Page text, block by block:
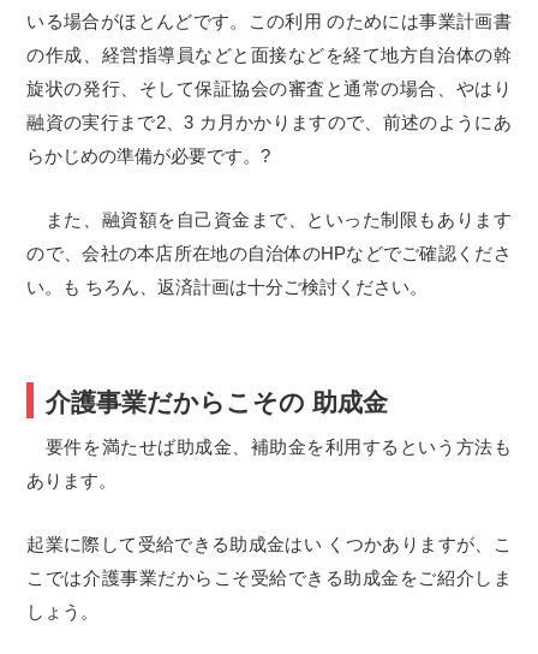
いる場合がほとんどです。この利用 のためには事業計画書
の作成、経営指導員などと面接などを経て地方自治体の斡
旋状の発行、そして保証協会の審査と通常の場合、やはり
融資の実行まで2、3 カ月かかりますので、前述のようにあ
らかじめの準備が必要です。?
また、融資額を自己資金まで、といった制限もあります
ので、会社の本店所在地の自治体のHPなどでご確認くださ
い。も ちろん、返済計画は十分ご検討ください。
介護事業だからこその 助成金
要件を満たせば助成金、補助金を利用するという方法も
あります。
起業に際して受給できる助成金はい くつかありますが、こ
こでは介護事業だからこそ受給できる助成金をご紹介しま
しょう。